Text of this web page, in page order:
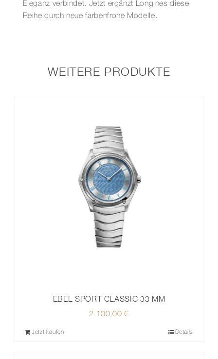
Eleganz verbindet. Jetzt ergänzt Longines diese
Reihe durch neue farbenfrohe Modelle.
WEITERE PRODUKTE
EBEL SPORT CLASSIC 33 MM
2.100,00€
Jetzt kaufen Details